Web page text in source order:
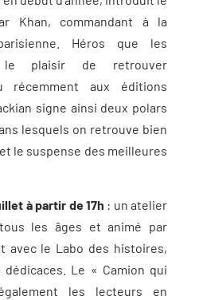
Khan, commandant à la
Héros que les
plaisir de retrouver
aux éditions
signe ainsi deux polars
lesquels on retrouve bien
le suspense des meilleures
à partir de 17h : un atelier
les âges et animé par
avec le Labo des histoires,
dédicaces. Le « Camion qui
les lecteurs en